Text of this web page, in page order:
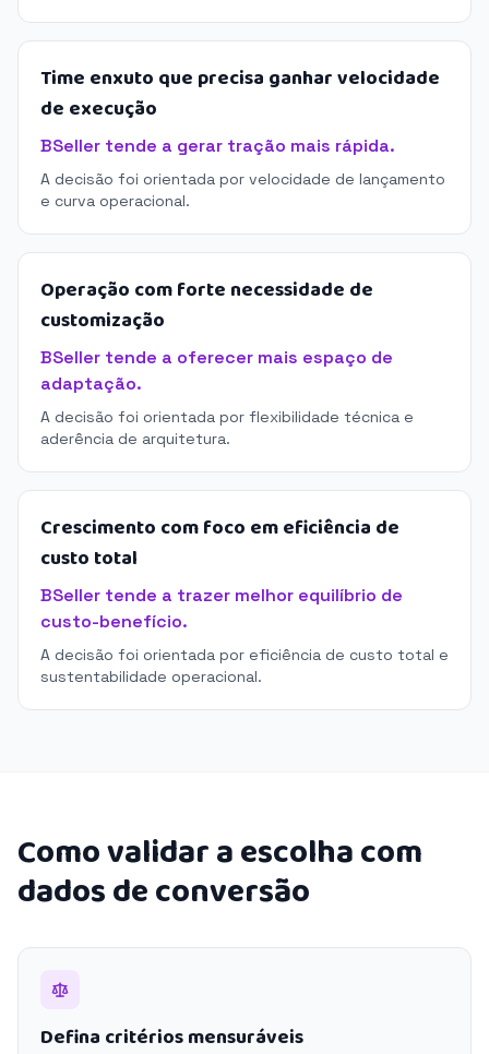
Time enxuto que precisa ganhar velocidade
de execução
BSeller tende a gerar tração mais rápida.
A decisão foi orientada por velocidade de lançamento
e curva operacional.
Operação com forte necessidade de
customização
BSeller tende a oferecer mais espaço de
adaptação.
A decisão foi orientada por flexibilidade técnica e
aderência de arquitetura.
Crescimento com foco em eficiência de
custo total
BSeller tende a trazer melhor equilíbrio de
custo-benefício.
A decisão foi orientada por eficiência de custo total e
sustentabilidade operacional.
Como validar a escolha com
dados de conversão
Defina critérios mensuráveis